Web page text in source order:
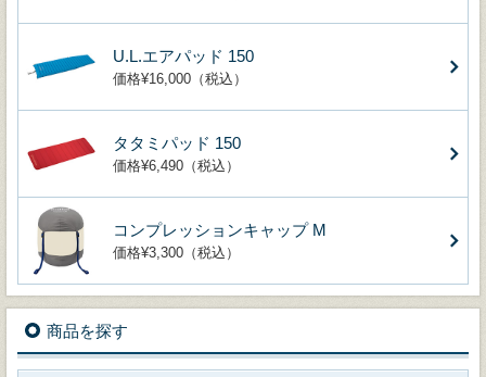
U.L.エアパッド 150
価格¥16,000（税込）
タタミパッド 150
価格¥6,490（税込）
コンプレッションキャップ M
価格¥3,300（税込）
商品を探す